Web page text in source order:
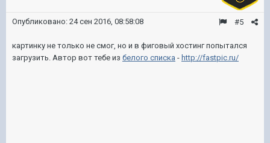
#5
Опубликовано: 24 сен 2016, 08:58:08
картинку не только не смог, но и в фиговый хостинг попытался
загрузить. Автор вот тебе из белого списка - http://fastpic.ru/